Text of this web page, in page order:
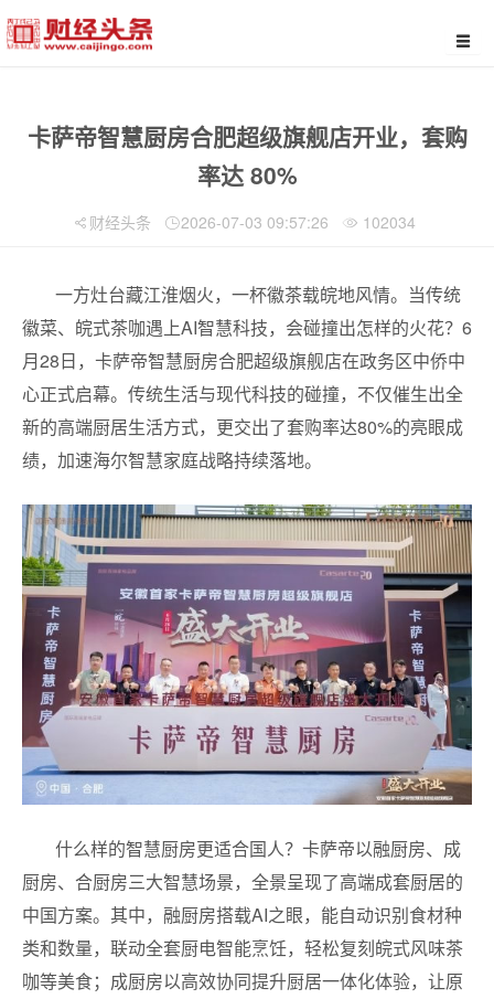
卡萨帝智慧厨房合肥超级旗舰店开业，套购
率达 80%
财经头条 2026-07-03 09:57:26 102034
一方灶台藏江淮烟火，一杯徽茶载皖地风情。当传统
徽菜、皖式茶咖遇上AI智慧科技，会碰撞出怎样的火花？6
月28日，卡萨帝智慧厨房合肥超级旗舰店在政务区中侨中
心正式启幕。传统生活与现代科技的碰撞，不仅催生出全
新的高端厨居生活方式，更交出了套购率达80%的亮眼成
绩，加速海尔智慧家庭战略持续落地。
什么样的智慧厨房更适合国人？卡萨帝以融厨房、成
厨房、合厨房三大智慧场景，全景呈现了高端成套厨居的
中国方案。其中，融厨房搭载AI之眼，能自动识别食材种
类和数量，联动全套厨电智能烹饪，轻松复刻皖式风味茶
咖等美食；成厨房以高效协同提升厨居一体化体验，让原